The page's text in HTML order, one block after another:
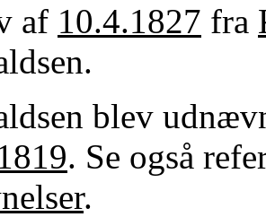
af 10.4.1827 fra
blev
. Se også
.